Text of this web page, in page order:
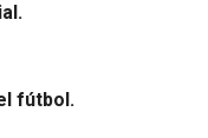
fútbol.